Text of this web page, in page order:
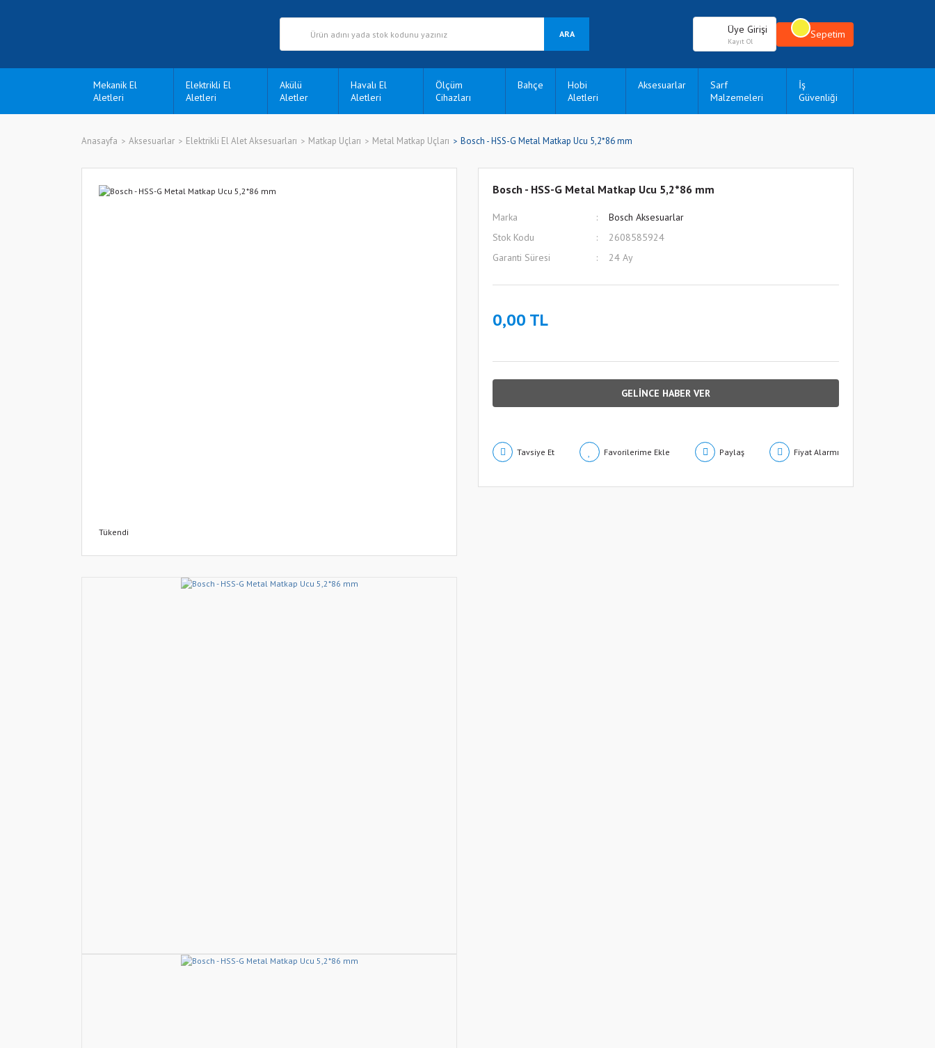
ARA Üye Girişi
Kayıt Ol
Sepetim
Mekanik El
Aletleri
Elektrikli El
Aletleri
Akülü
Aletler
Havalı El
Aletleri
Ölçüm
Cihazları
Bahçe
Hobi
Aletleri
Aksesuarlar
Sarf
Malzemeleri
İş
Güvenliği
Anasayfa Aksesuarlar Elektrikli El Alet Aksesuarları Matkap Uçları Metal Matkap Uçları Bosch - HSS-G Metal Matkap Ucu 5,2*86 mm
Tükendi
Bosch - HSS-G Metal Matkap Ucu 5,2*86 mm
Marka
Bosch Aksesuarlar
Stok Kodu
2608585924
Garanti Süresi
24 Ay
0,00 TL
GELİNCE HABER VER
Tavsiye Et Paylaş Fiyat Alarmı